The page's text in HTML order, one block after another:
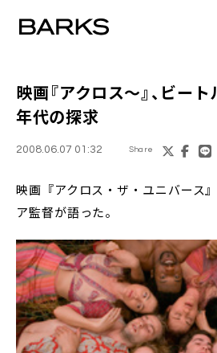
映画『アクロス～』、ビー
年代の探求
2008.06.07 01:32 Share
映画『アクロス・ザ・ユニバース
ア監督が語った。